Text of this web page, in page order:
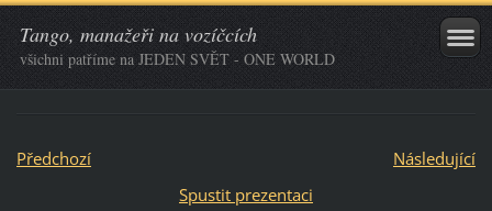
Tango, manažeři na vozíčcích
všichni patříme na JEDEN SVĚT - ONE WORLD
Předchozí
Následující
Spustit prezentaci